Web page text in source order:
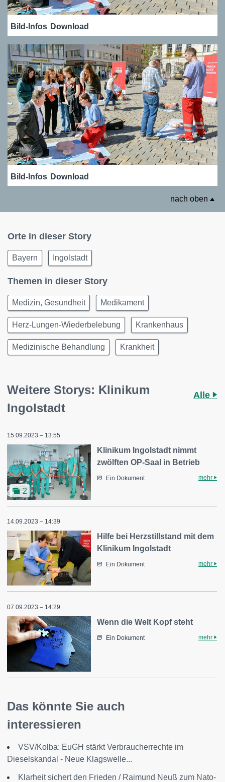
Bild-Infos Download
Bild-Infos Download
nach oben
Orte in dieser Story
Bayern Ingolstadt
Themen in dieser Story
Medizin, Gesundheit Medikament
Herz-Lungen-Wiederbelebung Krankenhaus
Medizinische Behandlung Krankheit
Weitere Storys: Klinikum
Ingolstadt
Alle
15.09.2023 – 13:55
2
Klinikum Ingolstadt nimmt
zwölften OP-Saal in Betrieb
Ein Dokument mehr
14.09.2023 – 14:39
Hilfe bei Herzstillstand mit dem
Klinikum Ingolstadt
Ein Dokument mehr
07.09.2023 – 14:29
Wenn die Welt Kopf steht
Ein Dokument mehr
Das könnte Sie auch
interessieren
VSV/Kolba: EuGH stärkt Verbraucherrechte im
Dieselskandal - Neue Klagswelle...
Klarheit sichert den Frieden / Raimund Neuß zum Nato-